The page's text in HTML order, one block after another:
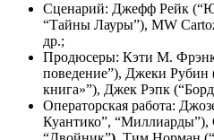
Сценарий: Джефф Рейк
“Тайны Лауры”), MW
др.;
Продюсеры: Кэти М.
поведение”), Джеки Рубин
книга»”), Джек Рэпк
Операторская работа:
Куантико”, “Миллиарды”),